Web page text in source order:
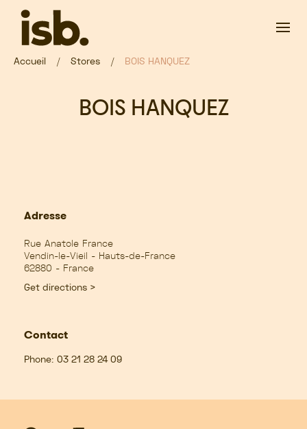
Passer au contenu principal
Accueil Stores BOIS HANQUEZ
BOIS HANQUEZ
Adresse
Rue Anatole France
Vendin-le-Vieil - Hauts-de-France
62880 - France
Get directions >
Contact
Phone: 03 21 28 24 09